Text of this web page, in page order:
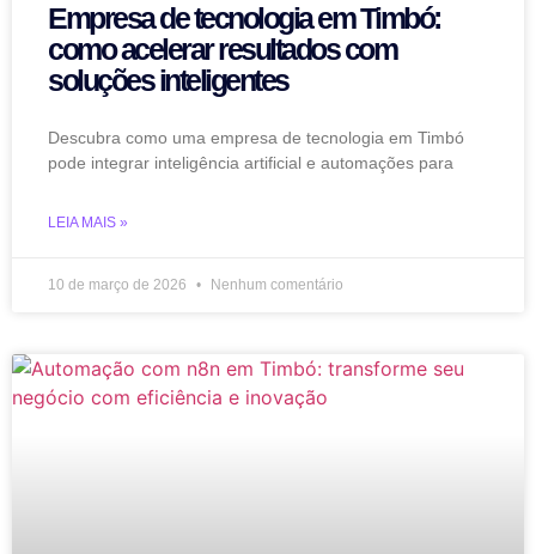
Empresa de tecnologia em Timbó:
como acelerar resultados com
soluções inteligentes
Descubra como uma empresa de tecnologia em Timbó
pode integrar inteligência artificial e automações para
LEIA MAIS »
10 de março de 2026 Nenhum comentário